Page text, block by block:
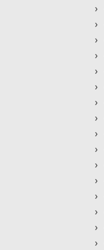
›
›
›
›
›
›
›
›
›
›
›
›
›
›
›
›